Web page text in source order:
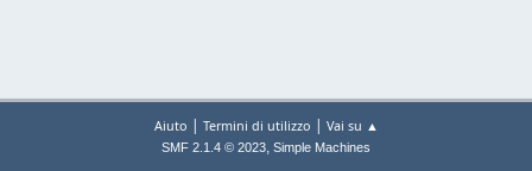
Aiuto | Termini di utilizzo | Vai su ▲
SMF 2.1.4 © 2023, Simple Machines